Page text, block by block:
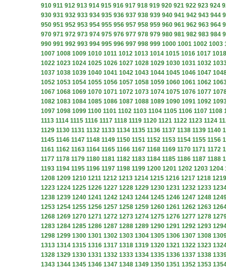
910 911 912 913 914 915 916 917 918 919 920 921 922 923 924
930 931 932 933 934 935 936 937 938 939 940 941 942 943 944
950 951 952 953 954 955 956 957 958 959 960 961 962 963 964
970 971 972 973 974 975 976 977 978 979 980 981 982 983 984
990 991 992 993 994 995 996 997 998 999 1000 1001 1002 1003
1007 1008 1009 1010 1011 1012 1013 1014 1015 1016 1017 1018
1022 1023 1024 1025 1026 1027 1028 1029 1030 1031 1032
1037 1038 1039 1040 1041 1042 1043 1044 1045 1046 1047
1052 1053 1054 1055 1056 1057 1058 1059 1060 1061 1062
1067 1068 1069 1070 1071 1072 1073 1074 1075 1076 1077
1082 1083 1084 1085 1086 1087 1088 1089 1090 1091 1092
1097 1098 1099 1100 1101 1102 1103 1104 1105 1106 1107 1108
1113 1114 1115 1116 1117 1118 1119 1120 1121 1122 1123 1124
1129 1130 1131 1132 1133 1134 1135 1136 1137 1138 1139 1140
1145 1146 1147 1148 1149 1150 1151 1152 1153 1154 1155 1156
1161 1162 1163 1164 1165 1166 1167 1168 1169 1170 1171 1172
1177 1178 1179 1180 1181 1182 1183 1184 1185 1186 1187 1188
1193 1194 1195 1196 1197 1198 1199 1200 1201 1202 1203 1204
1208 1209 1210 1211 1212 1213 1214 1215 1216 1217 1218 1219
1223 1224 1225 1226 1227 1228 1229 1230 1231 1232 1233
1238 1239 1240 1241 1242 1243 1244 1245 1246 1247 1248
1253 1254 1255 1256 1257 1258 1259 1260 1261 1262 1263
1268 1269 1270 1271 1272 1273 1274 1275 1276 1277 1278
1283 1284 1285 1286 1287 1288 1289 1290 1291 1292 1293
1298 1299 1300 1301 1302 1303 1304 1305 1306 1307 1308
1313 1314 1315 1316 1317 1318 1319 1320 1321 1322 1323
1328 1329 1330 1331 1332 1333 1334 1335 1336 1337 1338
1343 1344 1345 1346 1347 1348 1349 1350 1351 1352 1353